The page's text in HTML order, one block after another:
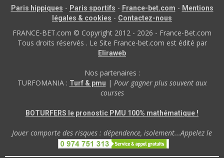
Paris hippiques - Paris sportifs - France-bet.com - Mentions
légales & cookies - Contactez-nous
FRANCE-BET.com © Copyright 2012 - 2026 - France-Bet.com
Tous droits réservés . Le Site France-bet.com est édité par
Eliraweb
Nos partenaires :
TURFOMANIA : Turf & pmu | Pour gagner plus souvent aux
courses
BOTURFERS le pronostic PMU 100% mathématique !
Jouer comporte des risques : dépendence, isolement...Appelez le